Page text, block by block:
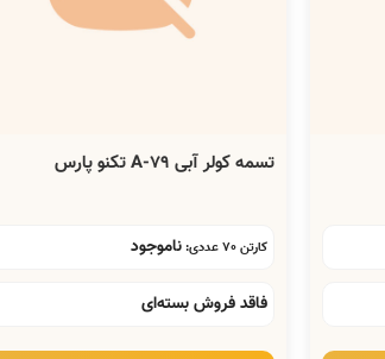
تسمه کولر آبی A-79 تکنو پارس
کارتن 70 عددی: ناموجود
فاقد فروش بسته‌ای